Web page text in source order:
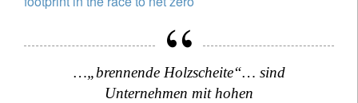
…„brennende Holzscheite“… sind
Unternehmen mit hohen